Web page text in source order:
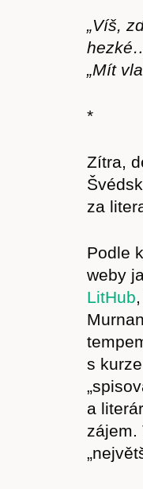
Hostcast
„Víš,
„Mít
*
Zítra,
za
Podle
weby
LitHub
s
a
zájem.